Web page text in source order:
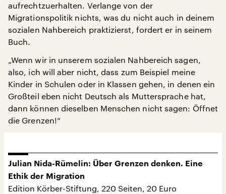
aufrechtzuerhalten. Verlange von der
Migrationspolitik nichts, was du nicht auch in deinem
sozialen Nahbereich praktizierst, fordert er in seinem
Buch.
„Wenn wir in unserem sozialen Nahbereich sagen,
also, ich will aber nicht, dass zum Beispiel meine
Kinder in Schulen oder in Klassen gehen, in denen ein
Großteil eben nicht Deutsch als Muttersprache hat,
dann können dieselben Menschen nicht sagen: Öffnet
die Grenzen!“
Julian Nida-Rümelin: Über Grenzen denken. Eine
Ethik der Migration
Edition Körber-Stiftung, 220 Seiten, 20 Euro